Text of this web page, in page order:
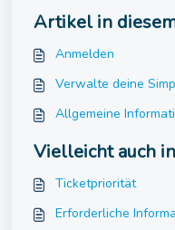
Artikel in
Anmelden
Verwalte deine
Allgemeine
Vielleicht auch
Ticketpriorität
Erforderliche